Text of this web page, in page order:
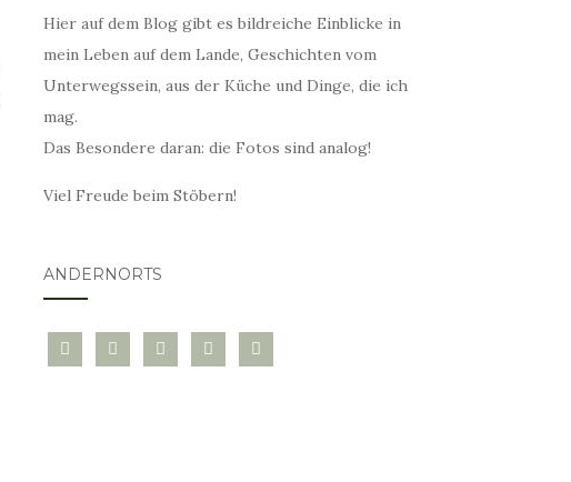
Hier auf dem Blog gibt es bildreiche Einblicke in
mein Leben auf dem Lande, Geschichten vom
Unterwegssein, aus der Küche und Dinge, die ich
mag.
Das Besondere daran: die Fotos sind analog!
Viel Freude beim Stöbern!
ANDERNORTS
bloglovininstagramtwitter pinterest
mail